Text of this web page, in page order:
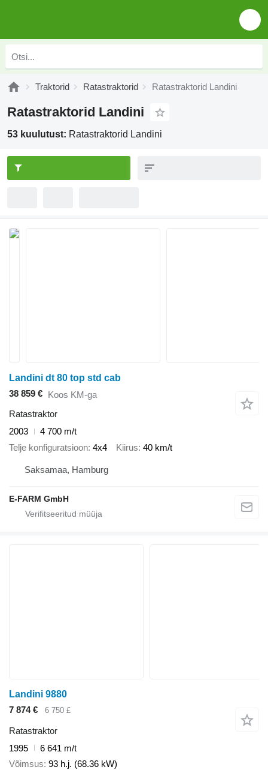
Traktorid Ratastraktorid Ratastraktorid Landini
Ratastraktorid Landini
53 kuulutust: Ratastraktorid Landini
Landini dt 80 top std cab
38 859 € Koos KM-ga
Ratastraktor
2003
4 700 m/t
Telje konfiguratsioon 4x4 Kiirus 40 km/t
Saksamaa, Hamburg
E-FARM GmbH
Landini 9880
7 874 €
6 750 £
Ratastraktor
1995
6 641 m/t
Võimsus 93 h.j. (68.36 kW)